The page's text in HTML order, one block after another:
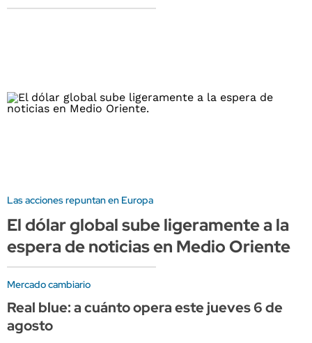
Las acciones repuntan en Europa
El dólar global sube ligeramente a la
espera de noticias en Medio Oriente
Mercado cambiario
Real blue: a cuánto opera este jueves 6 de
agosto